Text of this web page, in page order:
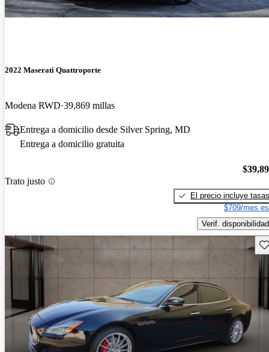
2022 Maserati Quattroporte
Modena RWD 39,869 millas
Entrega a domicilio desde Silver Spring, MD
Entrega a domicilio gratuita
Trato justo
El precio incluye tasas
$709/mes
Verif. disponibilidad